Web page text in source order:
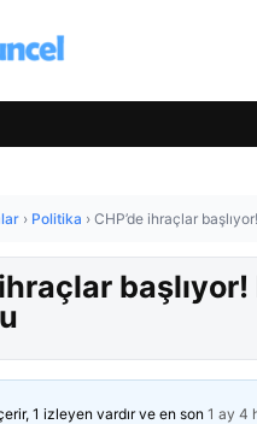
› Politika › CHP’de ihraçlar
başlıyor!
1 izleyen vardır ve en son 1 ay 4